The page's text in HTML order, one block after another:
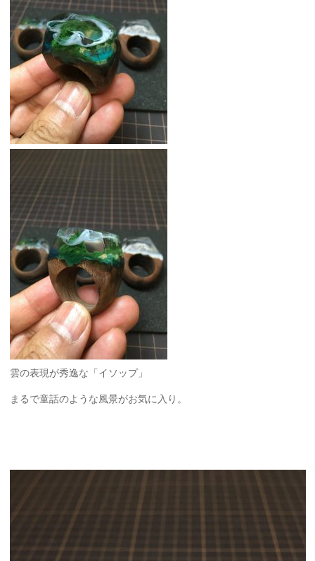
雲の表現が秀逸な「イソップ」
まるで童話のような風景がお気に入り。